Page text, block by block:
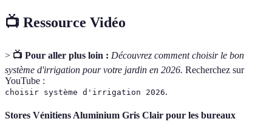
📺 Ressource Vidéo
> 📺 Pour aller plus loin : Découvrez comment choisir le bon
système d'irrigation pour votre jardin en 2026. Recherchez sur
YouTube :
choisir système d'irrigation 2026.
Stores Vénitiens Aluminium Gris Clair pour les bureaux